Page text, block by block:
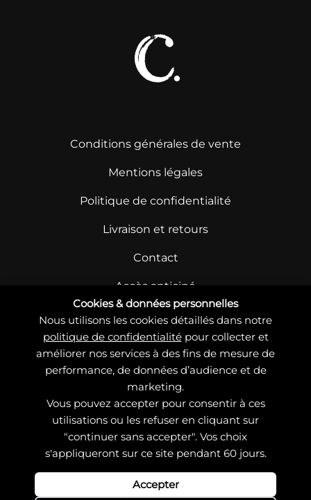
Conditions générales de vente
Mentions légales
Politique de confidentialité
Livraison et retours
Contact
Accès anticipé
© Copyright – Charlotte Jaubert 2021 – 2026
Site conçu et développé par 83°NORD &web biz
Cookies & données personnelles
Nous utilisons les cookies détaillés dans notre
politique de confidentialitépour collecter et
améliorer nos services à des fins de mesure de
performance, de données d’audience et de
marketing.
Vous pouvez accepter pour consentir à ces
utilisations ou les refuser en cliquant sur
"continuer sans accepter". Vos choix
s'appliqueront sur ce site pendant 60 jours.
Accepter